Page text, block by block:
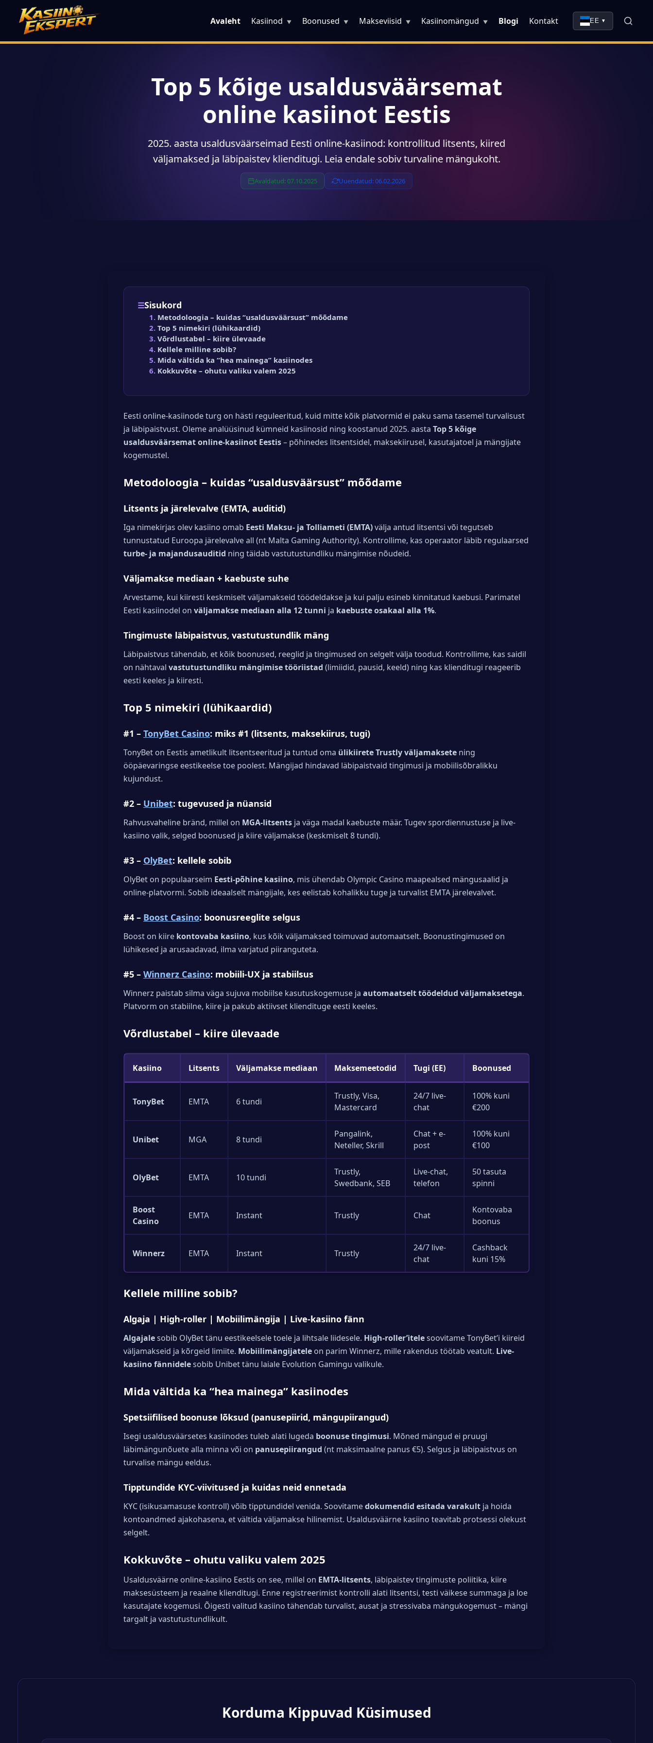
Avaleht Kasiinod ▼ Boonused ▼ Makseviisid ▼ Kasiinomängud ▼ Blogi Kontakt EE ▼
Top 5 kõige usaldusväärsemat
online kasiinot Eestis
2025. aasta usaldusväärseimad Eesti online-kasiinod: kontrollitud litsents, kiired
väljamaksed ja läbipaistev klienditugi. Leia endale sobiv turvaline mängukoht.
Avaldatud: 07.10.2025 Uuendatud: 06.02.2026
Sisukord
Metodoloogia – kuidas “usaldusväärsust” mõõdame
Top 5 nimekiri (lühikaardid)
Võrdlustabel – kiire ülevaade
Kellele milline sobib?
Mida vältida ka “hea mainega” kasiinodes
Kokkuvõte – ohutu valiku valem 2025
Eesti online-kasiinode turg on hästi reguleeritud, kuid mitte kõik platvormid ei paku sama tasemel turvalisust
ja läbipaistvust. Oleme analüüsinud kümneid kasiinosid ning koostanud 2025. aasta Top 5 kõige
usaldusväärsemat online-kasiinot Eestis– põhinedes litsentsidel, maksekiirusel, kasutajatoel ja mängijate
kogemustel.
Metodoloogia – kuidas “usaldusväärsust” mõõdame
Litsents ja järelevalve (EMTA, auditid)
Iga nimekirjas olev kasiino omab Eesti Maksu- ja Tolliameti (EMTA)välja antud litsentsi või tegutseb
tunnustatud Euroopa järelevalve all (nt Malta Gaming Authority). Kontrollime, kas operaator läbib regulaarsed
turbe- ja majandusauditid ning täidab vastutustundliku mängimise nõudeid.
Väljamakse mediaan + kaebuste suhe
Arvestame, kui kiiresti keskmiselt väljamakseid töödeldakse ja kui palju esineb kinnitatud kaebusi. Parimatel
Eesti kasiinodel on väljamakse mediaan alla 12 tunni ja kaebuste osakaal alla 1%.
Tingimuste läbipaistvus, vastutustundlik mäng
Läbipaistvus tähendab, et kõik boonused, reeglid ja tingimused on selgelt välja toodud. Kontrollime, kas saidil
on nähtaval vastutustundliku mängimise tööriistad (limiidid, pausid, keeld) ning kas klienditugi reageerib
eesti keeles ja kiiresti.
Top 5 nimekiri (lühikaardid)
#1 – TonyBet Casino: miks #1 (litsents, maksekiirus, tugi)
TonyBet on Eestis ametlikult litsentseeritud ja tuntud oma ülikiirete Trustly väljamaksete ning
ööpäevaringse eestikeelse toe poolest. Mängijad hindavad läbipaistvaid tingimusi ja mobiilisõbralikku
kujundust.
#2 – Unibet: tugevused ja nüansid
Rahvusvaheline bränd, millel on MGA-litsents ja väga madal kaebuste määr. Tugev spordiennustuse ja live-
kasiino valik, selged boonused ja kiire väljamakse (keskmiselt 8 tundi).
#3 – OlyBet: kellele sobib
OlyBet on populaarseim Eesti-põhine kasiino, mis ühendab Olympic Casino maapealsed mängusaalid ja
online-platvormi. Sobib ideaalselt mängijale, kes eelistab kohalikku tuge ja turvalist EMTA järelevalvet.
#4 – Boost Casino: boonusreeglite selgus
Boost on kiire kontovaba kasiino, kus kõik väljamaksed toimuvad automaatselt. Boonustingimused on
lühikesed ja arusaadavad, ilma varjatud piiranguteta.
#5 – Winnerz Casino: mobiili-UX ja stabiilsus
Winnerz paistab silma väga sujuva mobiilse kasutuskogemuse ja automaatselt töödeldud väljamaksetega.
Platvorm on stabiilne, kiire ja pakub aktiivset kliendituge eesti keeles.
Võrdlustabel – kiire ülevaade
Kasiino Litsents Väljamakse mediaan Maksemeetodid Tugi (EE) Boonused
TonyBet EMTA 6 tundi
Trustly, Visa,
Mastercard
24/7 live-
chat
100% kuni
€200
Unibet MGA 8 tundi
Pangalink,
Neteller, Skrill
Chat + e-
post
100% kuni
€100
OlyBet EMTA 10 tundi
Trustly,
Swedbank, SEB
Live-chat,
telefon
50 tasuta
spinni
Boost
Casino
EMTA Instant Trustly Chat
Kontovaba
boonus
Winnerz EMTA Instant Trustly
24/7 live-
chat
Cashback
kuni 15%
Kellele milline sobib?
Algaja | High-roller | Mobiilimängija | Live-kasiino fänn
Algajalesobib OlyBet tänu eestikeelsele toele ja lihtsale liidesele. High-roller’itelesoovitame TonyBet’i kiireid
väljamakseid ja kõrgeid limiite. Mobiilimängijatele on parim Winnerz, mille rakendus töötab veatult. Live-
kasiino fännidelesobib Unibet tänu laiale Evolution Gamingu valikule.
Mida vältida ka “hea mainega” kasiinodes
Spetsiifilised boonuse lõksud (panusepiirid, mängupiirangud)
Isegi usaldusväärsetes kasiinodes tuleb alati lugeda boonuse tingimusi. Mõned mängud ei pruugi
läbimängunõuete alla minna või on panusepiirangud (nt maksimaalne panus €5). Selgus ja läbipaistvus on
turvalise mängu eeldus.
Tipptundide KYC-viivitused ja kuidas neid ennetada
KYC (isikusamasuse kontroll) võib tipptundidel venida. Soovitamedokumendid esitada varakult ja hoida
kontoandmed ajakohasena, et vältida väljamakse hilinemist. Usaldusväärne kasiino teavitab protsessi olekust
selgelt.
Kokkuvõte – ohutu valiku valem 2025
Usaldusväärne online-kasiino Eestis on see, millel on EMTA-litsents, läbipaistev tingimuste poliitika, kiire
maksesüsteem ja reaalne klienditugi. Enne registreerimist kontrolli alati litsentsi, testi väikese summaga ja loe
kasutajate kogemusi. Õigesti valitud kasiino tähendab turvalist, ausat ja stressivaba mängukogemust – mängi
targalt ja vastutustundlikult.
Korduma Kippuvad Küsimused